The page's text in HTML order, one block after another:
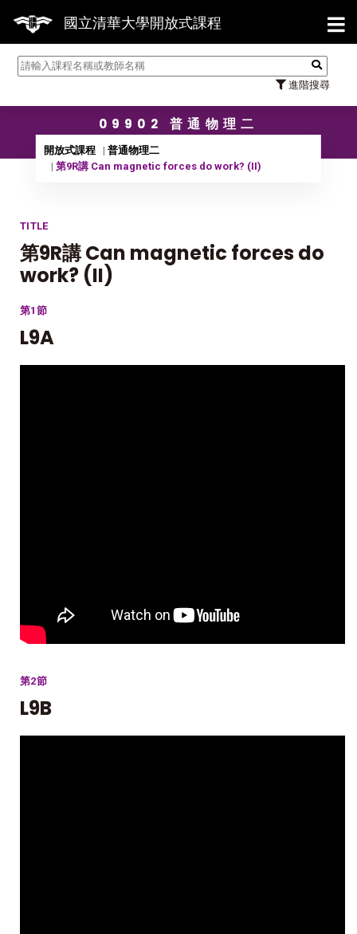
國立清華大學開放式課程
進階搜尋
【
09902 普通物理二
開放式課程
普通物理二
第9R講 Can magnetic forces do work? (II)
TITLE
第9R講 Can magnetic forces do
work? (II)
第1節
L9A
第2節
L9B